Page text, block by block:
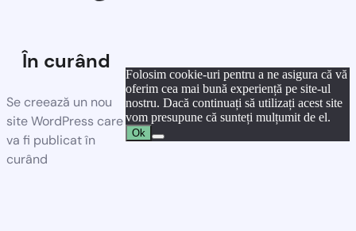
În curând
Se creează un nou
site WordPress care
va fi publicat în
curând
Folosim cookie-uri pentru a ne asigura că vă
oferim cea mai bună experiență pe site-ul
nostru. Dacă continuați să utilizați acest site
vom presupune că sunteți mulțumit de el.
Ok